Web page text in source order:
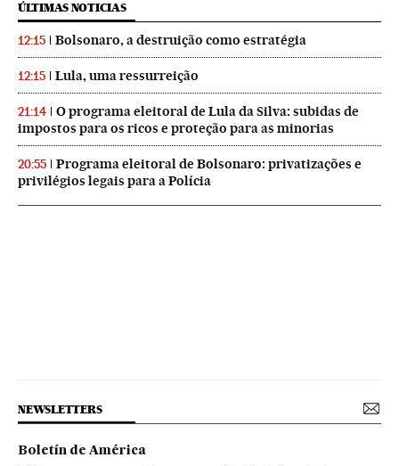
ÚLTIMAS NOTICIAS
12:15 Bolsonaro, a destruição como estratégia
12:15 Lula, uma ressurreição
21:14
O programa eleitoral de Lula da Silva: subidas de
impostos para os ricos e proteção para as minorias
20:55
Programa eleitoral de Bolsonaro: privatizações e
privilégios legais para a Polícia
NEWSLETTERS
Boletín de América